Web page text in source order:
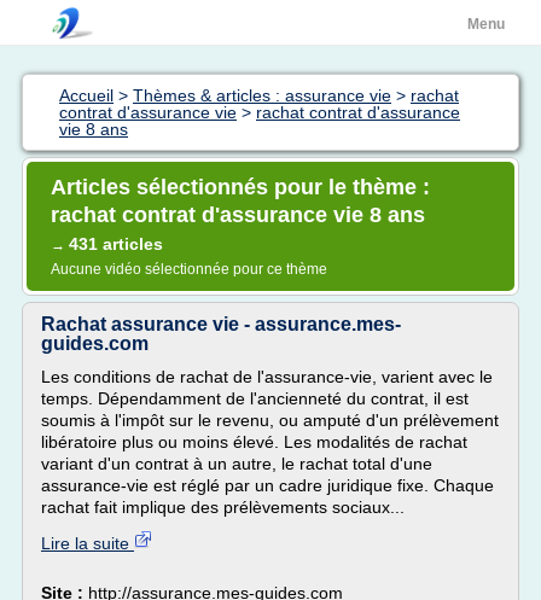
Menu
Accueil > Thèmes & articles : assurance vie > rachat
contrat d'assurance vie > rachat contrat d'assurance
vie 8 ans
Articles sélectionnés pour le thème :
rachat contrat d'assurance vie 8 ans
→ 431 articles
Aucune vidéo sélectionnée pour ce thème
Rachat assurance vie - assurance.mes-
guides.com
Les conditions de rachat de l'assurance-vie, varient avec le
temps. Dépendamment de l'ancienneté du contrat, il est
soumis à l'impôt sur le revenu, ou amputé d'un prélèvement
libératoire plus ou moins élevé. Les modalités de rachat
variant d'un contrat à un autre, le rachat total d'une
assurance-vie est réglé par un cadre juridique fixe. Chaque
rachat fait implique des prélèvements sociaux...
Lire la suite
Site : http://assurance.mes-guides.com